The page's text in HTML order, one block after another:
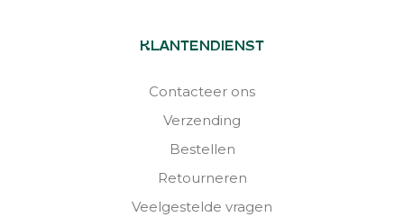
KLANTENDIENST
Contacteer ons
Verzending
Bestellen
Retourneren
Veelgestelde vragen